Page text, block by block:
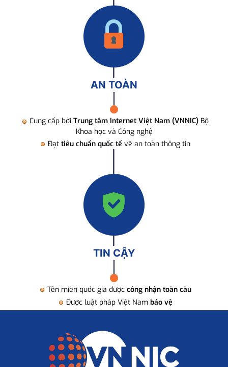
AN TOÀN
Cung cấp bởi Trung tâm Internet Việt Nam (VNNIC) Bộ
Khoa học và Công nghệ
Đạt tiêu chuẩn quốc tế về an toàn thông tin
TIN CẬY
Tên miền quốc gia được công nhận toàn cầu
Được luật pháp Việt Nam bảo vệ